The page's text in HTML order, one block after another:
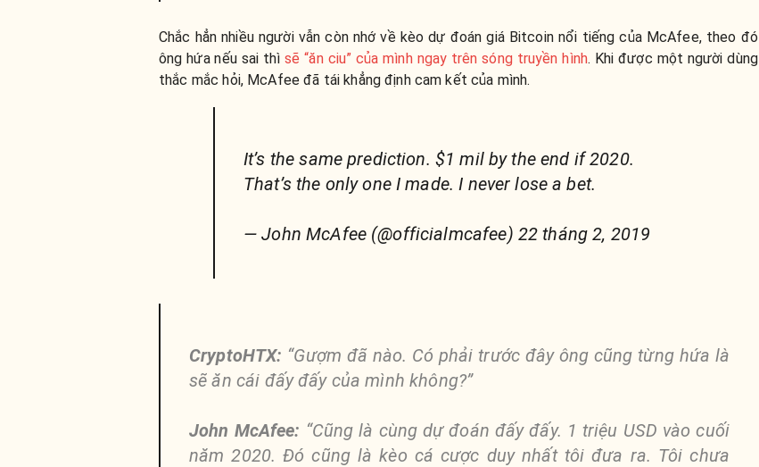
Chắc hẳn nhiều người vẫn còn nhớ về kèo dự đoán giá Bitcoin nổi tiếng của McAfee, theo đó
ông hứa nếu sai thìsẽ “ăn ciu” của mình ngay trên sóng truyền hình. Khi được một người dùng
thắc mắc hỏi, McAfee đã tái khẳng định cam kết của mình.
It’s the same prediction. $1 mil by the end if 2020.
That’s the only one I made. I never lose a bet.
— John McAfee (@officialmcafee) 22 tháng 2, 2019
CryptoHTX: “Gượm đã nào. Có phải trước đây ông cũng từng hứa là
sẽ ăn cái đấy đấy của mình không?”
John McAfee: “Cũng là cùng dự đoán đấy đấy. 1 triệu USD vào cuối
năm 2020. Đó cũng là kèo cá cược duy nhất tôi đưa ra. Tôi chưa